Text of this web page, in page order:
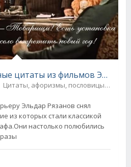
Искрометные цитаты из фильмов Эльдара Рязанова
Цитаты, афоризмы, пословицы
Эльдар Рязанов снял
из которых стали классикой
настолько полюбились